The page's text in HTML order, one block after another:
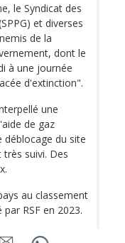
le Syndicat des
et diverses
de la
dont le
à une journée
d'extinction".
une
de gaz
du site
suivi. Des
au classement
RSF en 2023.